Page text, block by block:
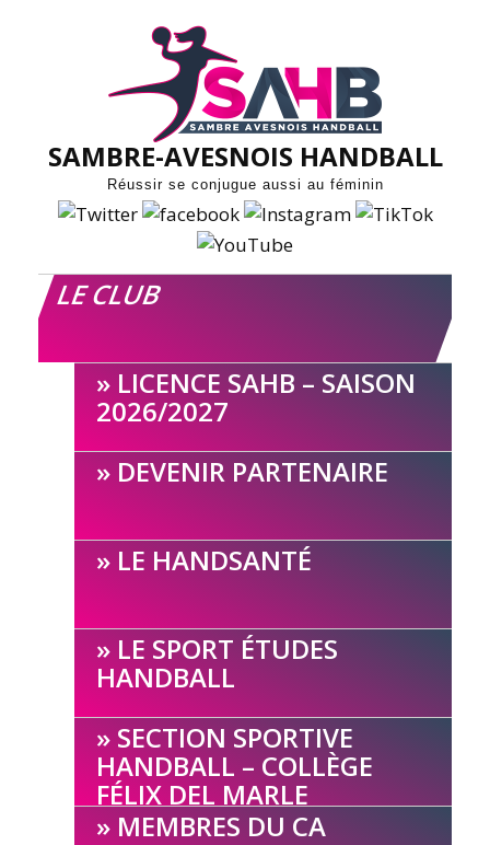
SAMBRE-AVESNOIS HANDBALL
Réussir se conjugue aussi au féminin
LE CLUB
LICENCE SAHB – SAISON
2026/2027
DEVENIR PARTENAIRE
LE HANDSANTÉ
LE SPORT ÉTUDES
HANDBALL
SECTION SPORTIVE
HANDBALL – COLLÈGE
FÉLIX DEL MARLE
MEMBRES DU CA